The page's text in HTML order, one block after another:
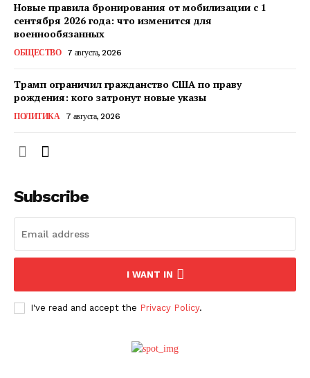
О нас
Политика конфиденциальности
Новые правила бронирования от мобилизации с 1
сентября 2026 года: что изменится для
военнообязанных
ОБЩЕСТВО 7 августа, 2026
Трамп ограничил гражданство США по праву
рождения: кого затронут новые указы
ПОЛИТИКА 7 августа, 2026
Subscribe
I WANT IN
I've read and accept the Privacy Policy.